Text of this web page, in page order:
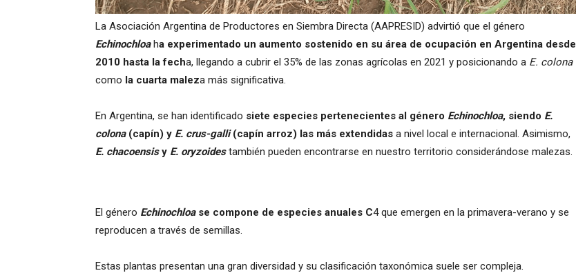
La Asociación Argentina de Productores en Siembra Directa (AAPRESID) advirtió que el género
Echinochloaha experimentado un aumento sostenido en su área de ocupación en Argentina desde
2010 hasta la fecha, llegando a cubrir el 35% de las zonas agrícolas en 2021 y posicionando a E. colona
como la cuarta maleza más significativa.
En Argentina, se han identificado siete especies pertenecientes al género Echinochloa, siendo E.
colona(capín) y E. crus-galli(capín arroz) las más extendidas a nivel local e internacional. Asimismo,
E. chacoensisy E. oryzoides también pueden encontrarse en nuestro territorio considerándose malezas.
El género Echinochloa se compone de especies anuales C4 que emergen en la primavera-verano y se
reproducen a través de semillas.
Estas plantas presentan una gran diversidad y su clasificación taxonómica suele ser compleja.